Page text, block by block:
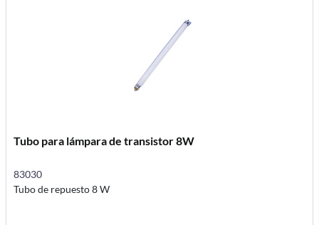
Tubo para lámpara de transistor 8W
83030
Tubo de repuesto 8 W